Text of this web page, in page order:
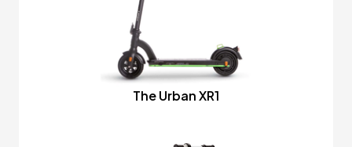
The Urban XR1